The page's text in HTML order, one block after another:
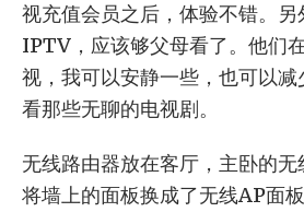
视充值会员之后，体验不错。
IPTV，应该够父母看了。他们
视，我可以安静一些，也可以
看那些无聊的电视剧。
无线路由器放在客厅，主卧的
将墙上的面板换成了无线AP面